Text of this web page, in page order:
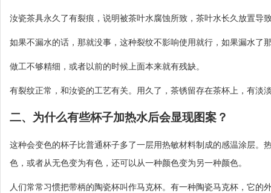
汝瓷茶具永久了有裂痕，说明被茶叶水腐蚀所致，茶叶水长久放置导
如果不漏水的话，那就没事，这种裂纹不影响使用就行，如果漏水了
做工不够精细，或者以前的时候上面本来就有残缺。
有裂纹正常，和汝瓷的工艺有关。用久了，茶锈留存在茶杯上，有淡
二、为什么有些杯子加热水后会显现图案？
这种会变色的杯子比普通杯子多了一层用热敏材料制成的感温涂层
色，或者从无色变为有色，还可以从一种颜色变为另一种颜色。
人们常常习惯把带柄的陶瓷杯叫作马克杯。有一种陶瓷马克杯，它